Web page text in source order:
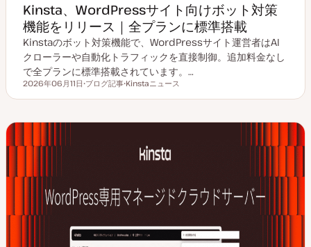
Kinsta、WordPressサイト向けボット対策
機能をリリース｜全プランに標準搭載
Kinstaのボット対策機能で、WordPressサイト運営者はAI
クローラーや自動化トラフィックを直接制御。追加料金なし
で全プランに標準搭載されています。…
更新日
2026年06月11日
稿
イ
ブログ記事
ピ
ク
Kinstaニュース